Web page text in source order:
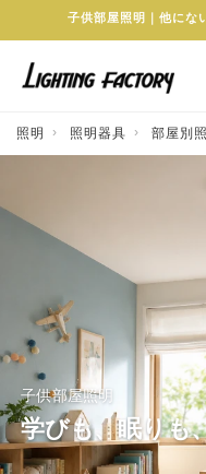
子供部屋照明｜他にな
照明 照明器具 部屋別
子供部屋照明
学びも、眠りも